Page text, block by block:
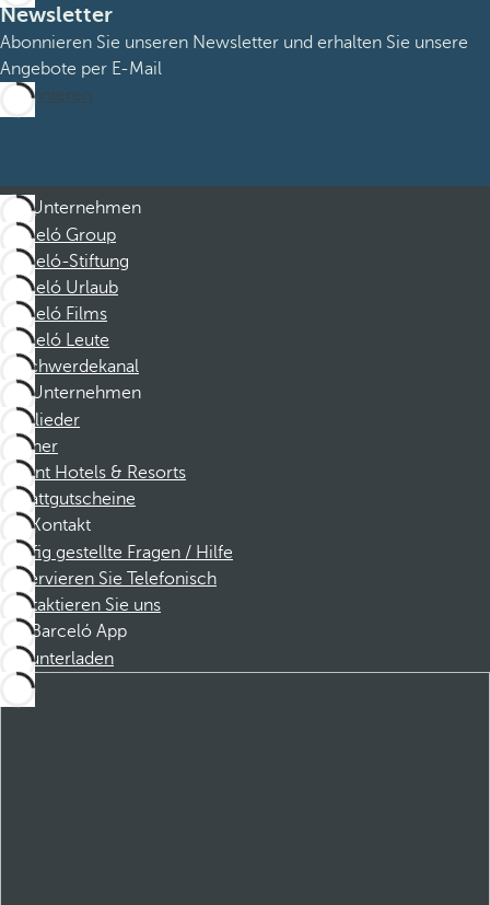
Newsletter
Abonnieren Sie unseren Newsletter und erhalten Sie unsere
Angebote per E-Mail
Abonnieren
Unternehmen
Barceló Group
Barceló-Stiftung
Barceló Urlaub
Barceló Films
Barceló Leute
Beschwerdekanal
Unternehmen
Mitglieder
Partner
Dorint Hotels & Resorts
Rabattgutscheine
Kontakt
Häufig gestellte Fragen / Hilfe
Reservieren Sie Telefonisch
Kontaktieren Sie uns
Barceló App
Herunterladen